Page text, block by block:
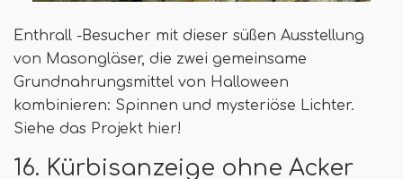
Enthrall -Besucher mit dieser süßen Ausstellung
von Masongläser, die zwei gemeinsame
Grundnahrungsmittel von Halloween
kombinieren: Spinnen und mysteriöse Lichter.
Siehe das Projekt hier!
16. Kürbisanzeige ohne Acker